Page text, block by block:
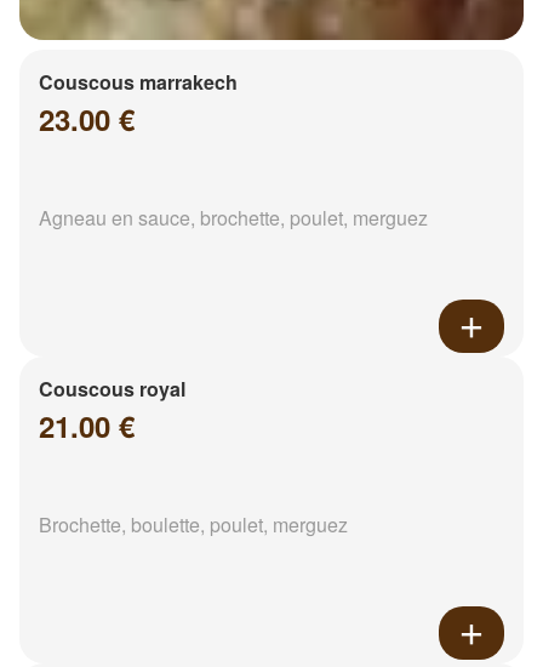
Couscous marrakech
23.00 €
Agneau en sauce, brochette, poulet, merguez
Couscous royal
21.00 €
Brochette, boulette, poulet, merguez